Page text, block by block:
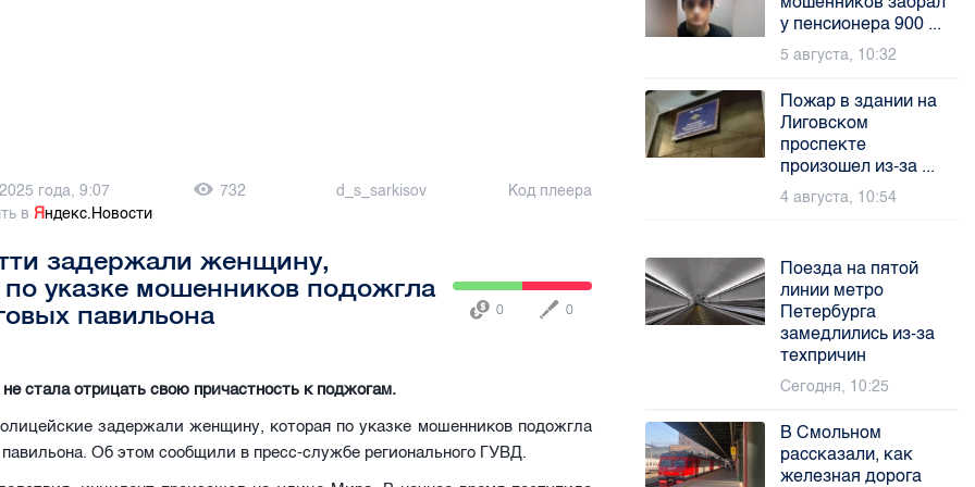
года, 9:07 732 d_s_sarkisov
Код плеера
вЯндекс.Новости
задержали женщину,
по указке мошенников подожгла
павильона
0 0
стала отрицать свою причастность к поджогам.
задержали женщину, которая по указке мошенников подожгла
Об этом сообщили в пресс-службе регионального ГУВД.
у пенсионера 900 ...
5 августа, 10:32
Пожар в здании на
Лиговском
проспекте
произошел из-за ...
4 августа, 10:54
Поезда на пятой
линии метро
Петербурга
замедлились из-за
техпричин
Сегодня, 10:25
В Смольном
рассказали, как
железная дорога